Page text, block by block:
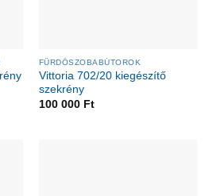
FÜRDŐSZOBABÚTOROK
Vittoria 702/20 kiegészítő
szekrény
100 000 Ft